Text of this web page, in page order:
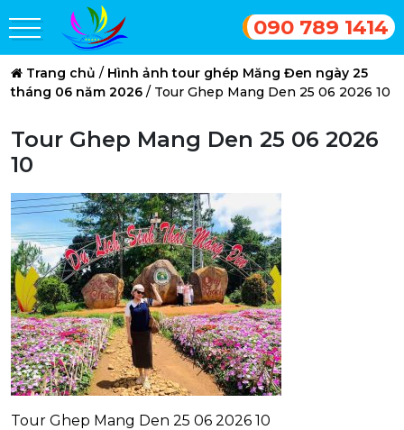
090 789 1414
Trang chủ / Hình ảnh tour ghép Măng Đen ngày 25
tháng 06 năm 2026 / Tour Ghep Mang Den 25 06 2026 10
Tour Ghep Mang Den 25 06 2026
10
Tour Ghep Mang Den 25 06 2026 10